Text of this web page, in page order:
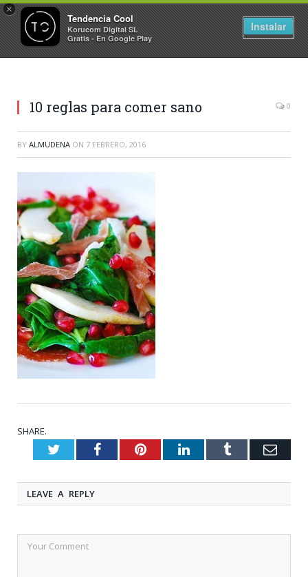
×
Tendencia Cool
Korucom Digital SL
Gratis - En Google Play
Instalar
10 reglas para comer sano 0
BY ALMUDENA ON 7 FEBRERO, 2016
SHARE.
TwitterFacebookPinterestLinkedInTumblr
LEAVE A REPLY